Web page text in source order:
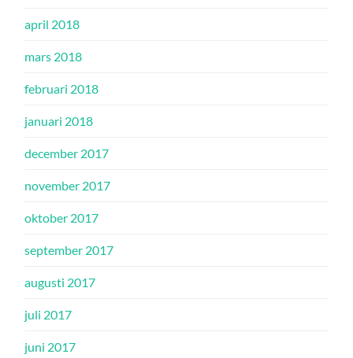
april 2018
mars 2018
februari 2018
januari 2018
december 2017
november 2017
oktober 2017
september 2017
augusti 2017
juli 2017
juni 2017